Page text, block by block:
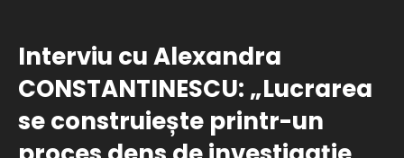
Interviu cu Alexandra
CONSTANTINESCU: „Lucrarea
se construiește printr-un